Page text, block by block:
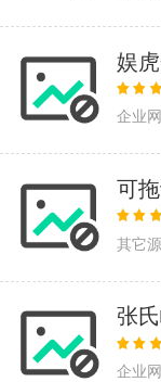
医疗健康
6千+款应用
9百+款应用
娱
企业
可
其它
张
企业